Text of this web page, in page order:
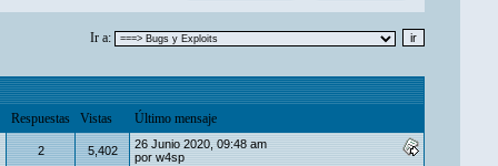
Ir a:
Respuestas Vistas Último mensaje
2 5,402
26 Junio 2020, 09:48 am
por w4sp